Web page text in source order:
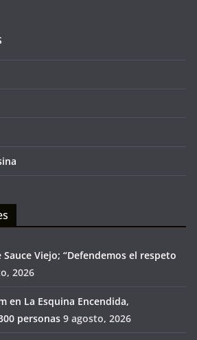
Viejo; “Defendemos el respeto
2026
en La Esquina Encendida,
personas 9 agosto, 2026